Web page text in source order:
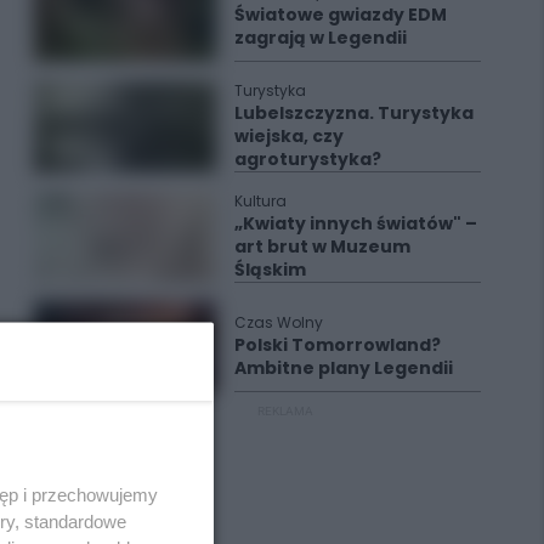
Światowe gwiazdy EDM
zagrają w Legendii
Turystyka
Lubelszczyzna. Turystyka
wiejska, czy
agroturystyka?
Kultura
„Kwiaty innych światów" –
art brut w Muzeum
Śląskim
Czas Wolny
Polski Tomorrowland?
Ambitne plany Legendii
i przechowujemy
standardowe